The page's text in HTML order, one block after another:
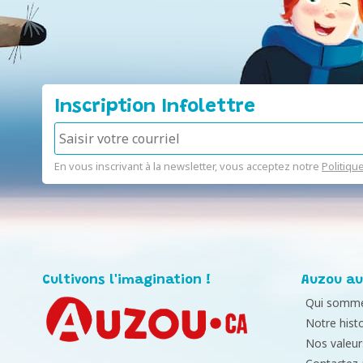
Inscription Infolettre
En vous inscrivant à la newsletter, vous acceptez notre
Cultivons l'imagination ! Auzou
Qui
Notre
Nos